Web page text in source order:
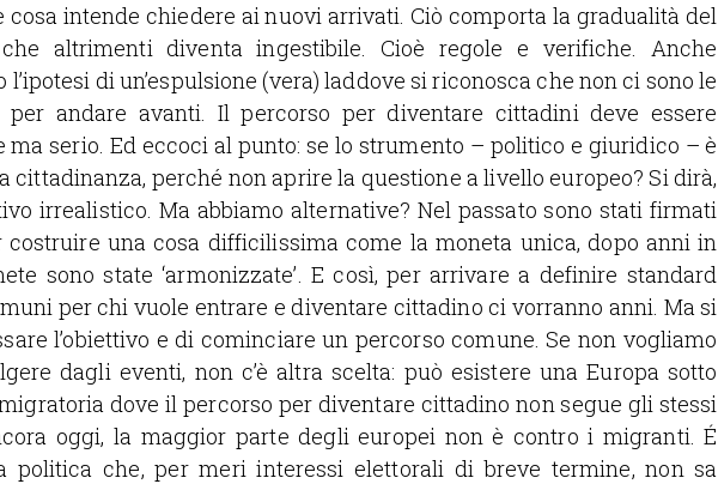
cosa intende chiedere ai nuovi arrivati. Ciò comporta la gradualità del
che altrimenti diventa ingestibile. Cioè regole e verifiche. Anche
di un’espulsione (vera) laddove si riconosca che non ci sono le
per andare avanti. Il percorso per diventare cittadini deve essere
ma serio. Ed eccoci al punto: se lo strumento – politico e giuridico – è
cittadinanza, perché non aprire la questione a livello europeo? Si dirà,
irrealistico. Ma abbiamo alternative? Nel passato sono stati firmati
una cosa difficilissima come la moneta unica, dopo anni in
sono state ‘armonizzate’. E così, per arrivare a definire standard
per chi vuole entrare e diventare cittadino ci vorranno anni. Ma si
l’obiettivo e di cominciare un percorso comune. Se non vogliamo
dagli eventi, non c’è altra scelta: può esistere una Europa sotto
dove il percorso per diventare cittadino non segue gli stessi
oggi, la maggior parte degli europei non è contro i migranti. É
politica che, per meri interessi elettorali di breve termine, non sa